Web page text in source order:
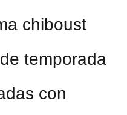
chiboust
temporada
con